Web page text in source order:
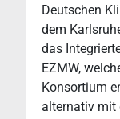
Deutschen
dem
das
EZMW,
Konsortium
alternativ mit